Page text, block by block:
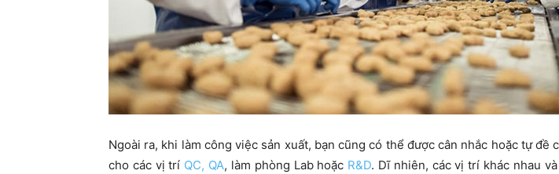
Ngoài ra, khi làm công việc sản xuất, bạn cũng có thể được cân nhắc hoặc tự đề
cho các vị trí QC, QA, làm phòng Lab hoặc R&D. Dĩ nhiên, các vị trí khác nhau